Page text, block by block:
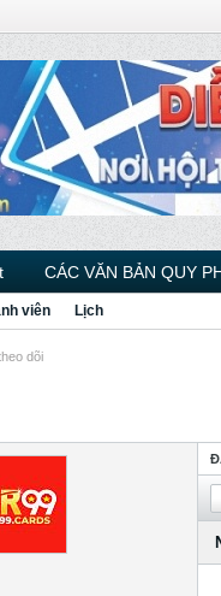
CÁC VĂN BẢN QUY
viên Lịch
dõi